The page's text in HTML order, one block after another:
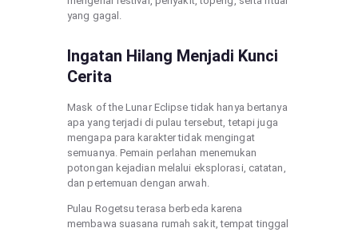
yang gagal.
Ingatan Hilang Menjadi Kunci
Cerita
Mask of the Lunar Eclipse tidak hanya bertanya
apa yang terjadi di pulau tersebut, tetapi juga
mengapa para karakter tidak mengingat
semuanya. Pemain perlahan menemukan
potongan kejadian melalui eksplorasi, catatan,
dan pertemuan dengan arwah.
Pulau Rogetsu terasa berbeda karena
membawa suasana rumah sakit, tempat tinggal